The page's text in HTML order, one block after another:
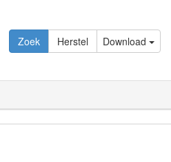
Download